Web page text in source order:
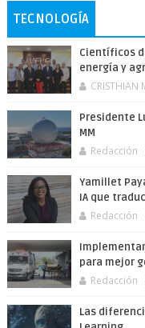
TECNOLOGÍA
Científicos
energía y
CRISTHIAN
Presidente
MM
Redacción
Yamillet
IA que
Redacción
para mejor
Redacción
Las